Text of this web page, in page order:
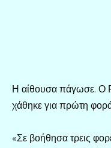
Η αίθουσα πάγωσε. Ο
χάθηκε για πρώτη
«Σε βοήθησα τρεις